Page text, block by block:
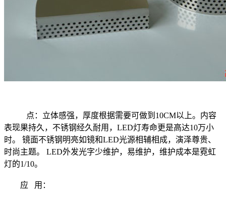
点：立体感强，厚度根据需要可做到10CM以上。内容
表现果持久，不锈钢经久耐用，LED灯寿命更是高达10万小
时。 镜面不锈钢明亮如镜和LED光源相辅相成，演泽尊贵、
时尚主题。 LED外发光字少维护，易维护，维护成本是霓虹
灯的1/10。
应 用：